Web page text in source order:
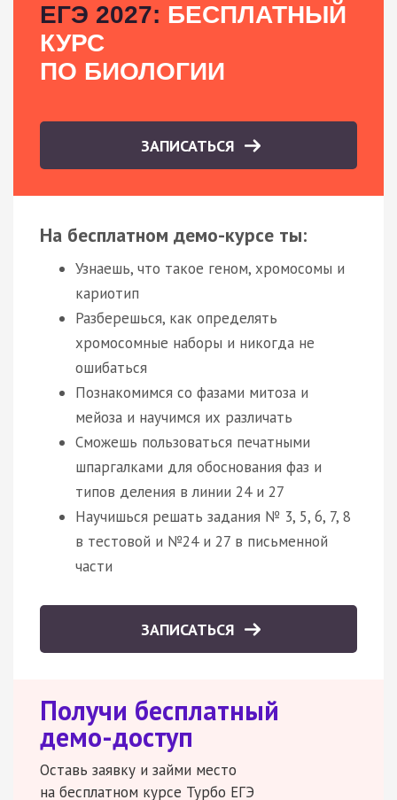
ЕГЭ 2027: БЕСПЛАТНЫЙ
КУРС
ПО БИОЛОГИИ
ЗАПИСАТЬСЯ
На бесплатном демо-курсе ты:
Узнаешь, что такое геном, хромосомы и
кариотип
Разберешься, как определять
хромосомные наборы и никогда не
ошибаться
Познакомимся со фазами митоза и
мейоза и научимся их различать
Сможешь пользоваться печатными
шпаргалками для обоснования фаз и
типов деления в линии 24 и 27
Научишься решать задания № 3, 5, 6, 7, 8
в тестовой и №24 и 27 в письменной
части
ЗАПИСАТЬСЯ
Получи бесплатный
демо-доступ
Оставь заявку и займи место
на бесплатном курсе Турбо ЕГЭ